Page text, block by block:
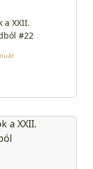
a XXII.
#22